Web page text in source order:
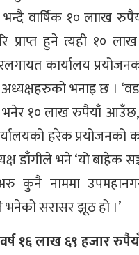
भन्दै वार्षिक १० लााख
प्राप्त हुने त्यही १०
कार्यालय
भनाइ छ ।
भनेर १० लाख रुपैयाँ
हरेक प्रयोजनको
डाँगीले भने ‘यो बाहेक
कुनै नाममा
सरासर झूठ हो ।’
१६ लाख ६९ हजार